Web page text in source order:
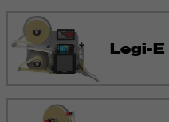
Legi-